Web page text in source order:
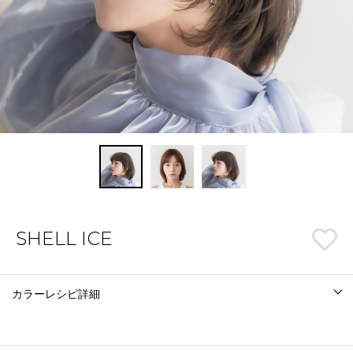
SHELL ICE
カラーレシピ詳細